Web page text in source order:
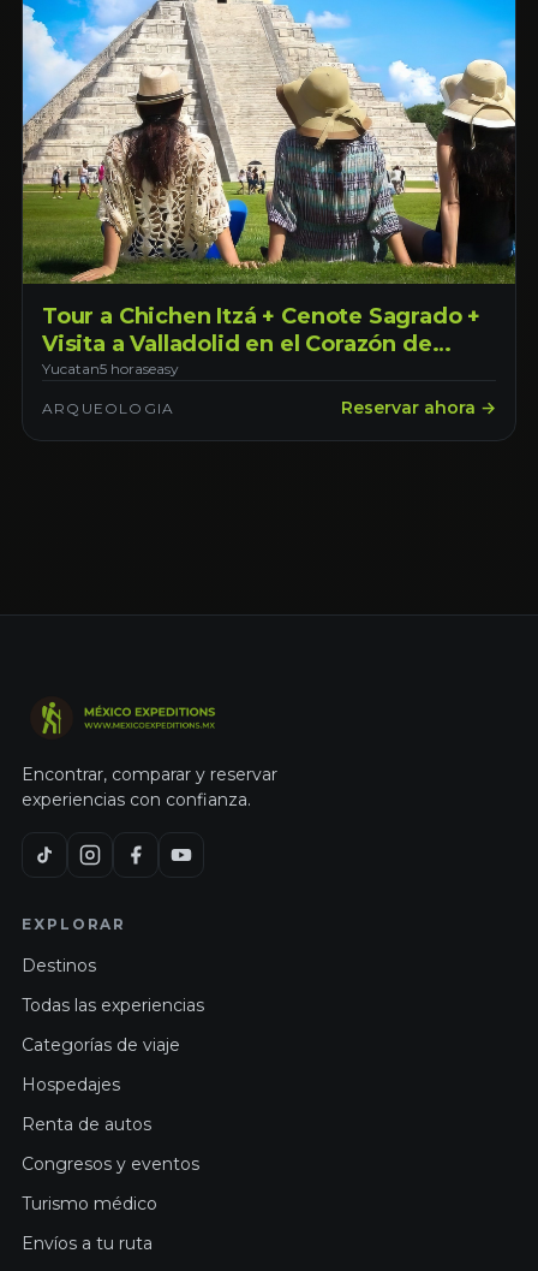
Tour a Chichen Itzá + Cenote Sagrado +
Visita a Valladolid en el Corazón de
Yucatán. Saliendo desde Mérida
Yucatan5 horaseasy
ARQUEOLOGIA Reservar ahora →
Encontrar, comparar y reservar
experiencias con confianza.
EXPLORAR
Destinos
Todas las experiencias
Categorías de viaje
Hospedajes
Renta de autos
Congresos y eventos
Turismo médico
Envíos a tu ruta